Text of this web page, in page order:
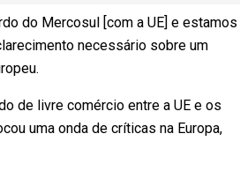
do Mercosul [com a UE] e estamos
necessário sobre um
de livre comércio entre a UE e os
uma onda de críticas na Europa,